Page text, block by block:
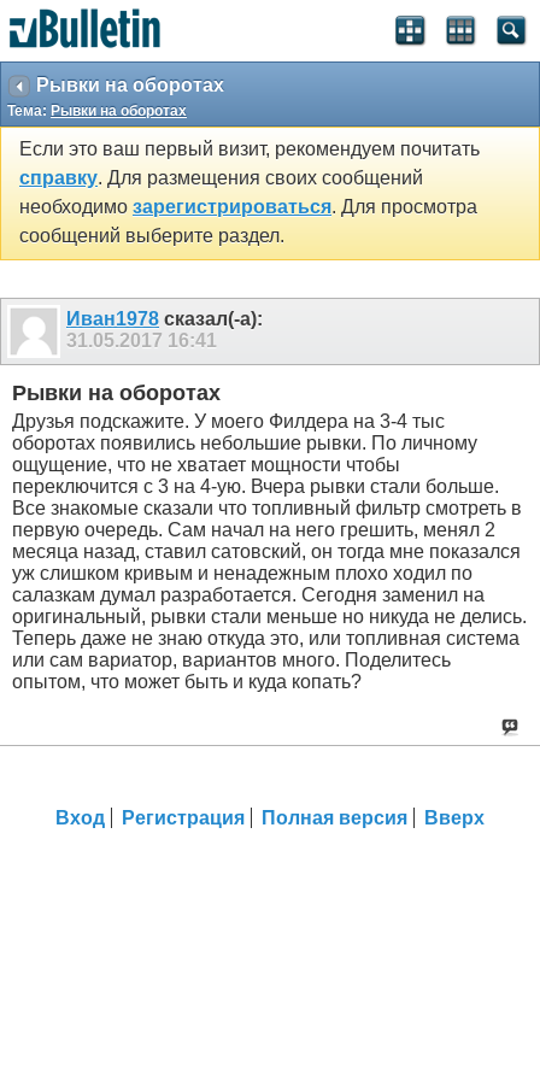
Рывки на оборотах
Тема: Рывки на оборотах
Если это ваш первый визит, рекомендуем почитать
справку. Для размещения своих сообщений
необходимо зарегистрироваться. Для просмотра
сообщений выберите раздел.
Иван1978 сказал(-а):
31.05.2017 16:41
Рывки на оборотах
Друзья подскажите. У моего Филдера на 3-4 тыс
оборотах появились небольшие рывки. По личному
ощущение, что не хватает мощности чтобы
переключится с 3 на 4-ую. Вчера рывки стали больше.
Все знакомые сказали что топливный фильтр смотреть в
первую очередь. Сам начал на него грешить, менял 2
месяца назад, ставил сатовский, он тогда мне показался
уж слишком кривым и ненадежным плохо ходил по
салазкам думал разработается. Сегодня заменил на
оригинальный, рывки стали меньше но никуда не делись.
Теперь даже не знаю откуда это, или топливная система
или сам вариатор, вариантов много. Поделитесь
опытом, что может быть и куда копать?
Вход Регистрация Полная версия Вверх
SEO by vBSEO ©2011, Crawlability, Inc.